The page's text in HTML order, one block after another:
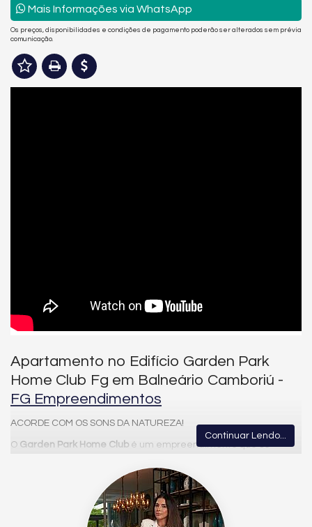
Mais Informações via WhatsApp
Os preços, disponibilidades e condições de pagamento poderão ser alterados sem prévia
comunicação.
Apartamento no Edifício Garden Park
Home Club Fg em Balneário Camboriú -
FG Empreendimentos
ACORDE COM OS SONS DA NATUREZA!
O Garden Park Home Club é um empreendimento que se
pelo compromisso de criar um parque integrado ao contexto
urbano. Todas as soluções adotadas visam proporcionar aos
moradores e à cidade uma área verde que valorize os recursos
naturais existentes, promovendo a integração das pessoas
Continuar Lendo...